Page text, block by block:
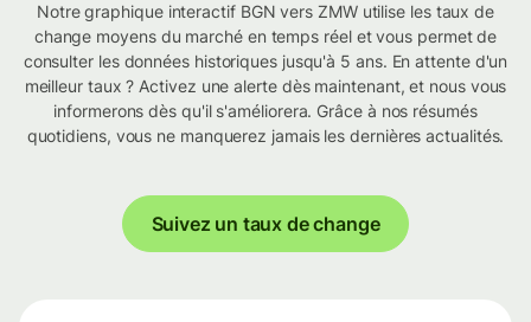
Notre graphique interactif BGN vers ZMW utilise les taux de
change moyens du marché en temps réel et vous permet de
consulter les données historiques jusqu'à 5 ans. En attente d'un
meilleur taux ? Activez une alerte dès maintenant, et nous vous
informerons dès qu'il s'améliorera. Grâce à nos résumés
quotidiens, vous ne manquerez jamais les dernières actualités.
Suivez un taux de change